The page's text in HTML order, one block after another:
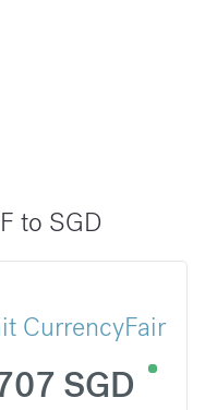
to SGD
CurrencyFair
SGD